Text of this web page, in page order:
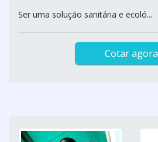
Ser uma solução sanitária e ecoló...
Cotar agora